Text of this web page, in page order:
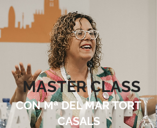
MASTER CLASS
CON Mª DEL MAR TORT
CASALS